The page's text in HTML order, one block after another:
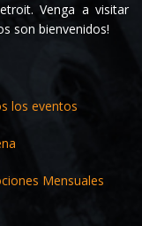
Venga a visitar
son bienvenidos!
los eventos
Mensuales